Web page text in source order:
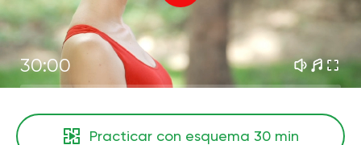
30:00
Practicar con esquema 30 min